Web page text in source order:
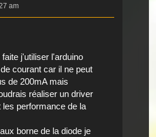
am
j'utiliser l'arduino
courant car il ne peut
de 200mA mais
réaliser un driver
les performance de la
borne de la diode je